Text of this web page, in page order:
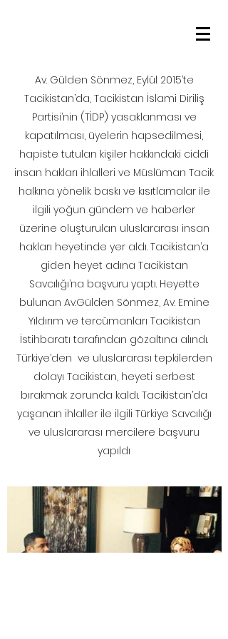
Av. Gülden Sönmez, Eylül 2015’te
Tacikistan’da, Tacikistan İslami Diriliş
Partisi’nin (TİDP) yasaklanması ve
kapatılması, üyelerin hapsedilmesi,
hapiste tutulan kişiler hakkındaki ciddi
insan hakları ihlalleri ve Müslüman Tacik
halkına yönelik baskı ve kısıtlamalar ile
ilgili yoğun gündem ve haberler
üzerine oluşturulan uluslararası insan
hakları heyetinde yer aldı. Tacikistan’a
giden heyet adına Tacikistan
Savcılığı’na başvuru yaptı. Heyette
bulunan Av.Gülden Sönmez, Av. Emine
Yıldırım ve tercümanları Tacikistan
İstihbaratı tarafından gözaltına alındı.
Türkiye’den ve uluslararası tepkilerden
dolayı Tacikistan, heyeti serbest
bırakmak zorunda kaldı. Tacikistan’da
yaşanan ihlaller ile ilgili Türkiye Savcılığı
ve uluslararası mercilere başvuru
yapıldı